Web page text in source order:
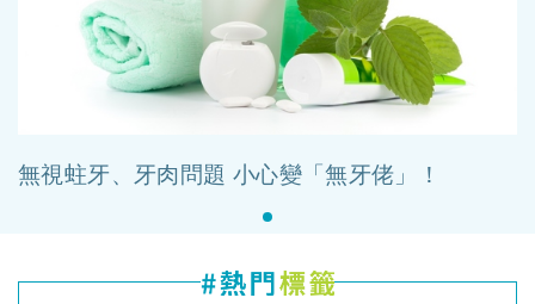
無視蛀牙、牙肉問題 小心變「無牙佬」！